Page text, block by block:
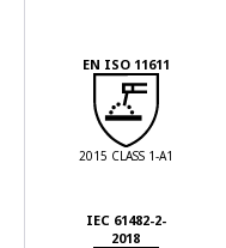
EN ISO 11611
2015 CLASS 1-A1
IEC 61482-2-
2018